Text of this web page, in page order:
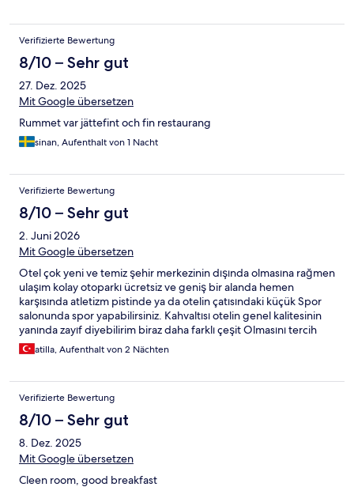
Verifizierte Bewertung
8/10 – Sehr gut
27. Dez. 2025
Mit Google übersetzen
Rummet var jättefint och fin restaurang
sinan, Aufenthalt von 1 Nacht
Verifizierte Bewertung
8/10 – Sehr gut
2. Juni 2026
Mit Google übersetzen
Otel çok yeni ve temiz şehir merkezinin dışında olmasına rağmen
ulaşım kolay otoparkı ücretsiz ve geniş bir alanda hemen
karşısında atletizm pistinde ya da otelin çatısındaki küçük Spor
salonunda spor yapabilirsiniz. Kahvaltısı otelin genel kalitesinin
yanında zayıf diyebilirim biraz daha farklı çeşit Olmasını tercih
ederdim personel güler yüzlü Odalar temiz
atilla, Aufenthalt von 2 Nächten
Verifizierte Bewertung
8/10 – Sehr gut
8. Dez. 2025
Mit Google übersetzen
Cleen room, good breakfast